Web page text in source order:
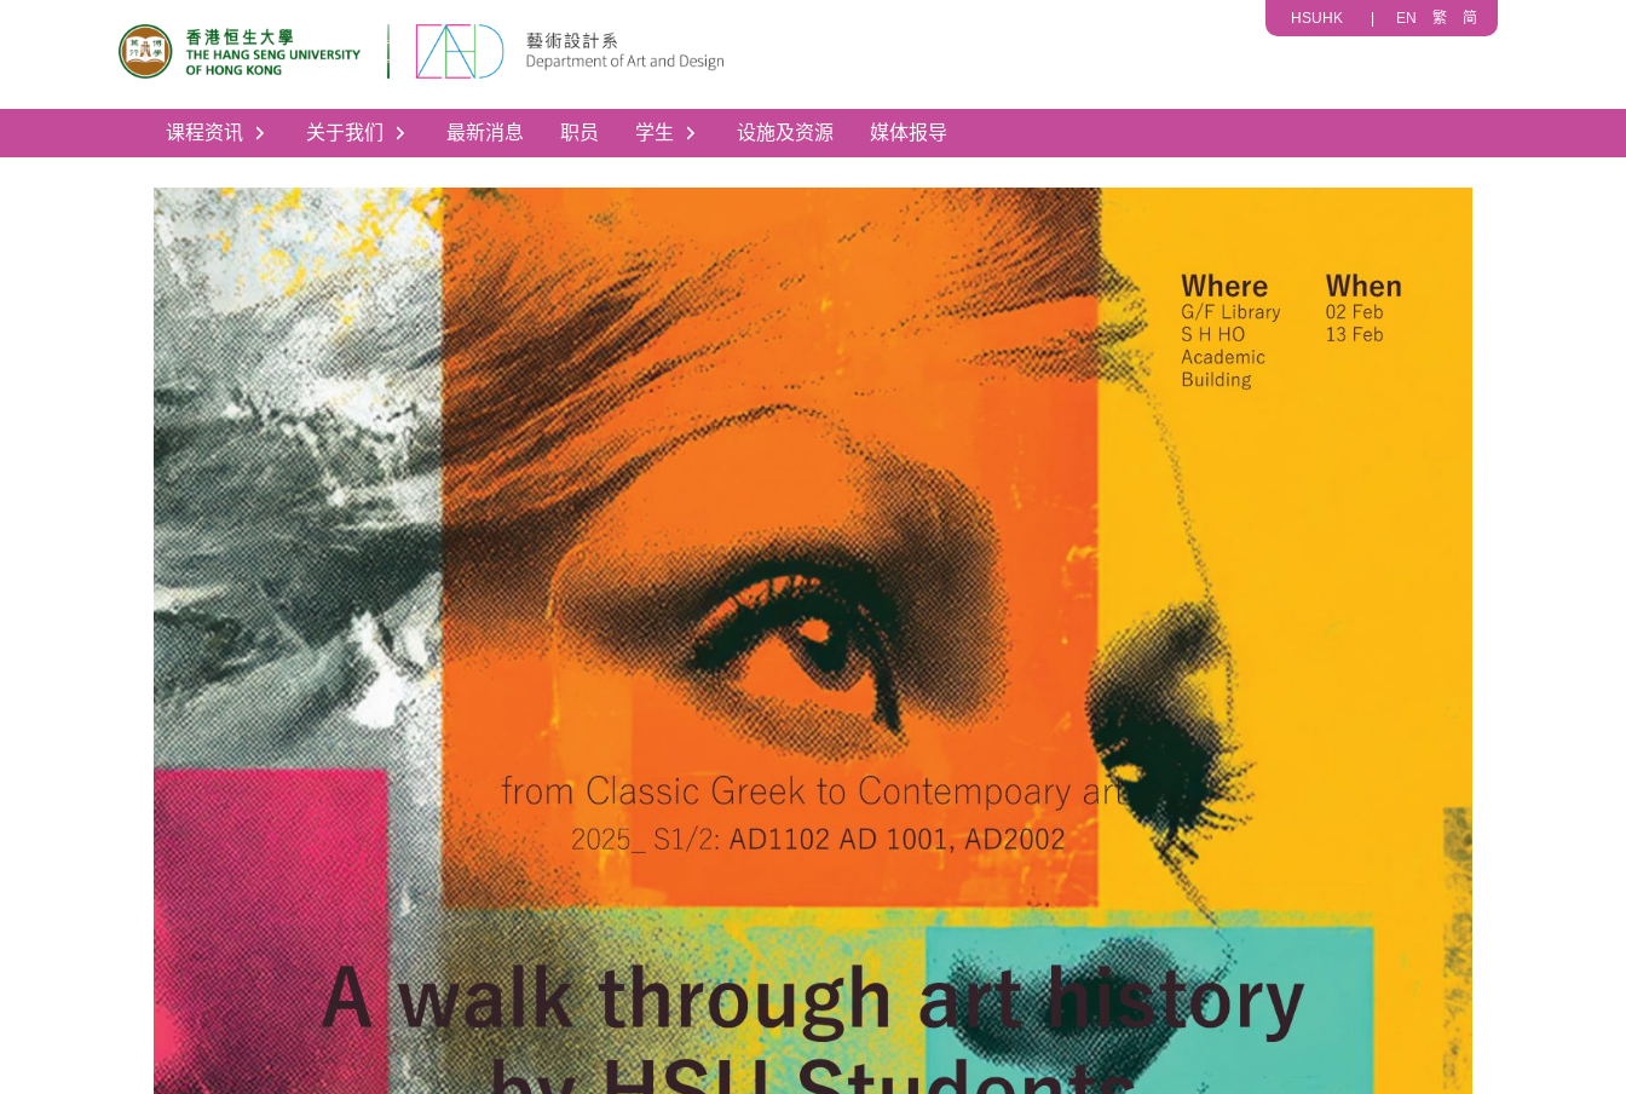
HSUHK EN 繁 简
课程资讯 关于我们 最新消息 职员 学生 设施及资源 媒体报导